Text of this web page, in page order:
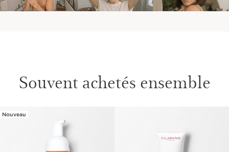
Souvent achetés ensemble
ALLER AU CONTENU
Nouveau